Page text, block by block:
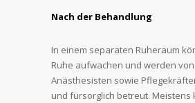
Nach der Behandlung
In einem separaten Ruheraum
Ruhe aufwachen und werden
Anästhesisten sowie
und fürsorglich betreut. Meistens